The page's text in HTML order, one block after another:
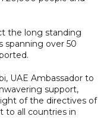
the long standing
spanning over 50
UAE Ambassador to
support,
of the directives of
to all countries in